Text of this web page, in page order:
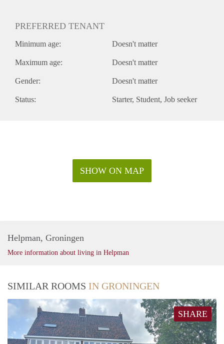
PREFERRED TENANT
Minimum age: Doesn't matter
Maximum age: Doesn't matter
Gender: Doesn't matter
Status: Starter Student Job seeker
SHOW ON MAP
Helpman, Groningen
More information about living in Helpman
SIMILAR ROOMS IN GRONINGEN
SHARE